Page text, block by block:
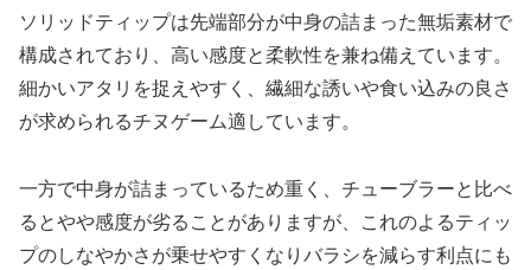
ソリッドティップは先端部分が中身の詰まった無垢素材で
構成されており、高い感度と柔軟性を兼ね備えています。
細かいアタリを捉えやすく、繊細な誘いや食い込みの良さ
が求められるチヌゲーム適しています。
一方で中身が詰まっているため重く、チューブラーと比べ
るとやや感度が劣ることがありますが、これのよるティッ
プのしなやかさが乗せやすくなりバラシを減らす利点にも